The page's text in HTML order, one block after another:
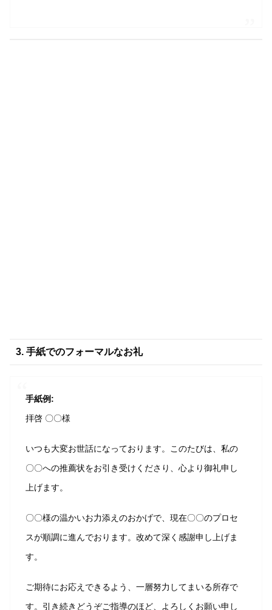
3. 手紙でのフォーマルなお礼
手紙例:
拝啓 〇〇様
いつも大変お世話になっております。このたびは、私の
〇〇への推薦状をお引き受けくださり、心より御礼申し
上げます。
〇〇様の温かいお力添えのおかげで、現在〇〇のプロセ
スが順調に進んでおります。改めて深く感謝申し上げま
す。
ご期待にお応えできるよう、一層努力してまいる所存で
す。引き続きどうぞご指導のほど、よろしくお願い申し